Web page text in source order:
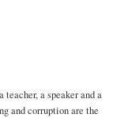
a speaker and a
and corruption are the